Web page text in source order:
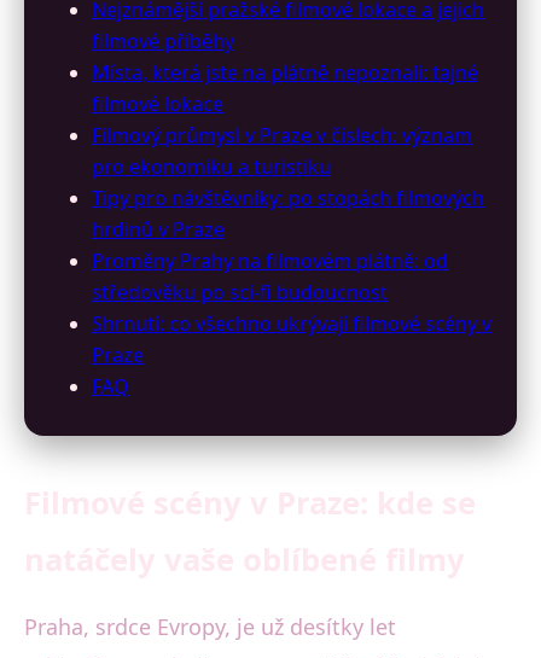
Nejznámější pražské filmové lokace a jejich
filmové příběhy
Místa, která jste na plátně nepoznali: tajné
filmové lokace
Filmový průmysl v Praze v číslech: význam
pro ekonomiku a turistiku
Tipy pro návštěvníky: po stopách filmových
hrdinů v Praze
Proměny Prahy na filmovém plátně: od
středověku po sci-fi budoucnost
Shrnutí: co všechno ukrývají filmové scény v
Praze
FAQ
Praha, srdce Evropy, je už desítky let